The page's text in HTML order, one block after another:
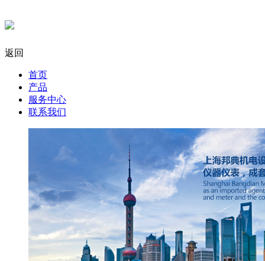
返回
首页
产品
服务中心
联系我们